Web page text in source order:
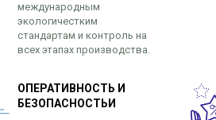
международным
экологичестким
стандартам и контроль на
всех этапах производства.
ОПЕРАТИВНОСТЬ И
БЕЗОПАСНОСТЬИ